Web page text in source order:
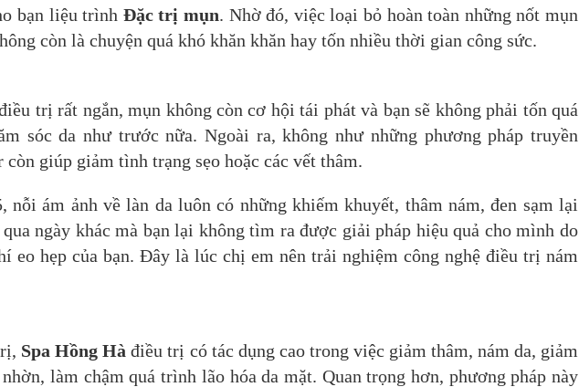
bạn liệu trình Đặc trị mụn. Nhờ đó, việc loại bỏ hoàn toàn những nốt mụn
còn là chuyện quá khó khăn khăn hay tốn nhiều thời gian công sức.
trị rất ngắn, mụn không còn cơ hội tái phát và bạn sẽ không phải tốn quá
sóc da như trước nữa. Ngoài ra, không như những phương pháp truyền
còn giúp giảm tình trạng sẹo hoặc các vết thâm.
nỗi ám ảnh về làn da luôn có những khiếm khuyết, thâm nám, đen sạm lại
ngày khác mà bạn lại không tìm ra được giải pháp hiệu quả cho mình do
eo hẹp của bạn. Đây là lúc chị em nên trải nghiệm công nghệ điều trị nám
Spa Hồng Hà điều trị có tác dụng cao trong việc giảm thâm, nám da, giảm
làm chậm quá trình lão hóa da mặt. Quan trọng hơn, phương pháp này